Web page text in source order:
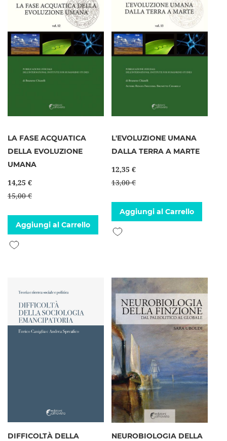
LA FASE ACQUATICA
DELLA EVOLUZIONE
UMANA
14,25 €
15,00 €
Aggiungi al Carrello
Aggiungi alla lista desideri
L'EVOLUZIONE UMANA
DALLA TERRA A MARTE
12,35 €
13,00 €
Aggiungi al Carrello
Aggiungi alla lista desideri
DIFFICOLTÀ DELLA
NEUROBIOLOGIA DELLA